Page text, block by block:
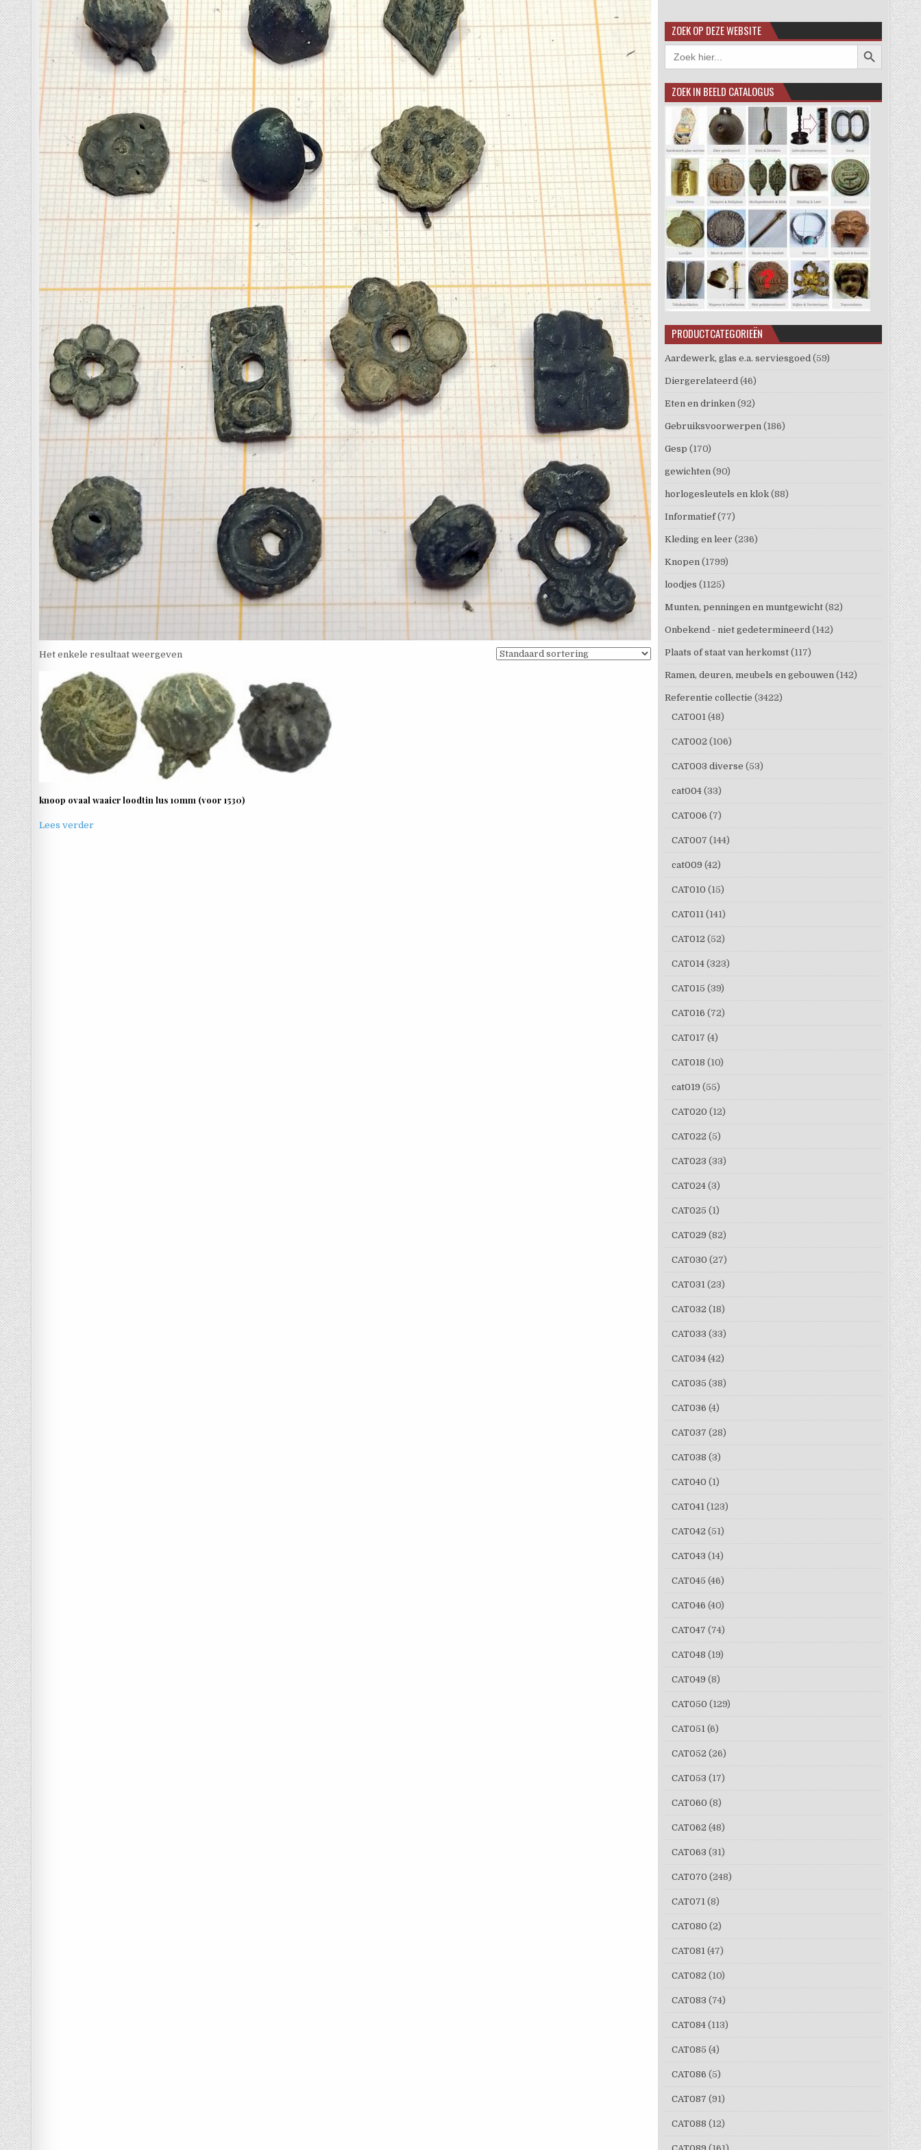
Het enkele resultaat weergeven
knoop ovaal waaier loodtin lus 10mm (voor 1530)
Lees verder
ZOEK OP DEZE WEBSITE
Zoek
naar:
Zoekknop
ZOEK IN BEELD CATALOGUS
PRODUCTCATEGORIEËN
Aardewerk, glas e.a. serviesgoed (59)
Diergerelateerd (46)
Eten en drinken (92)
Gebruiksvoorwerpen (186)
Gesp (170)
gewichten (90)
horlogesleutels en klok (88)
Informatief (77)
Kleding en leer (236)
Knopen (1799)
loodjes (1125)
Munten, penningen en muntgewicht (82)
Onbekend - niet gedetermineerd (142)
Plaats of staat van herkomst (117)
Ramen, deuren, meubels en gebouwen (142)
Referentie collectie (3422)
CAT001 (48)
CAT002 (106)
CAT003 diverse (53)
cat004 (33)
CAT006 (7)
CAT007 (144)
cat009 (42)
CAT010 (15)
CAT011 (141)
CAT012 (52)
CAT014 (323)
CAT015 (39)
CAT016 (72)
CAT017 (4)
CAT018 (10)
cat019 (55)
CAT020 (12)
CAT022 (5)
CAT023 (33)
CAT024 (3)
CAT025 (1)
CAT029 (82)
CAT030 (27)
CAT031 (23)
CAT032 (18)
CAT033 (33)
CAT034 (42)
CAT035 (38)
CAT036 (4)
CAT037 (28)
CAT038 (3)
CAT040 (1)
CAT041 (123)
CAT042 (51)
CAT043 (14)
CAT045 (46)
CAT046 (40)
CAT047 (74)
CAT048 (19)
CAT049 (8)
CAT050 (129)
CAT051 (6)
CAT052 (26)
CAT053 (17)
CAT060 (8)
CAT062 (48)
CAT063 (31)
CAT070 (248)
CAT071 (8)
CAT080 (2)
CAT081 (47)
CAT082 (10)
CAT083 (74)
CAT084 (113)
CAT085 (4)
CAT086 (5)
CAT087 (91)
CAT088 (12)